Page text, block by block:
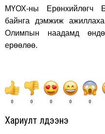
МҮОХ-ны Ерөнхийлөгч
байнга дэмжиж
Олимпын наадамд
ерөөлөө.
0 0 0 0 0
Хариулт үлдээнэ үү